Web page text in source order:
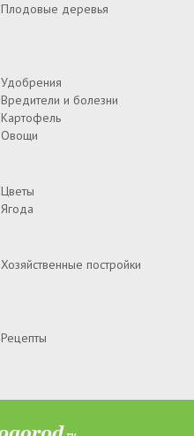
Плодовые деревья
Удобрения
Вредители и болезни
Картофель
Овощи
Цветы
Ягода
Хозяйственные постройки
Рецепты